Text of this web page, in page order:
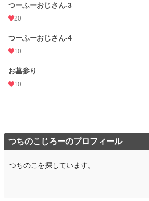
つーふーおじさん-3
20
つーふーおじさん-4
10
お墓参り
10
つちのこじろーのプロフィール
つちのこを探しています。